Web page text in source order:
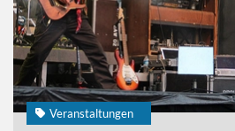
Veranstaltungen